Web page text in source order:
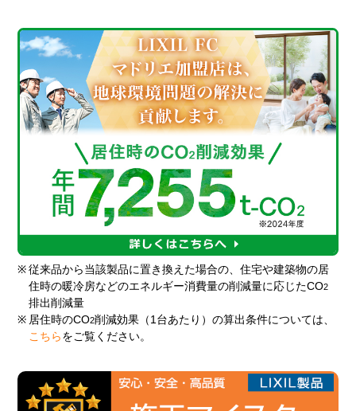
※ 従来品から当該製品に置き換えた場合の、住宅や建築物の居
住時の暖冷房などのエネルギー消費量の削減量に応じたCO2
排出削減量
※ 居住時のCO2削減効果（1台あたり）の算出条件については、
こちら をご覧ください。